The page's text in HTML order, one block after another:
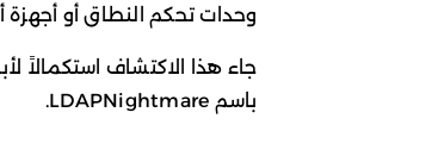
وحدات تحكم النطاق أو
باسم LDAPNightmare.